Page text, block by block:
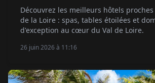
Découvrez les meilleurs hôtels
de la Loire : spas, tables étoilées et
d'exception au cœur du Val de Loire.
26 juin 2026 à 11:16